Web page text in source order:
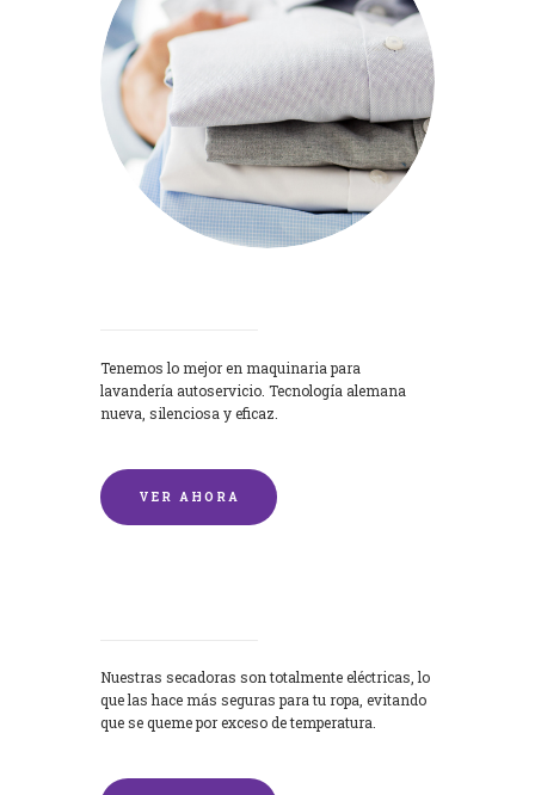
Tenemos lo mejor en maquinaria para
lavandería autoservicio. Tecnología alemana
nueva, silenciosa y eficaz.
VER AHORA
Nuestras secadoras son totalmente eléctricas, lo
que las hace más seguras para tu ropa, evitando
que se queme por exceso de temperatura.